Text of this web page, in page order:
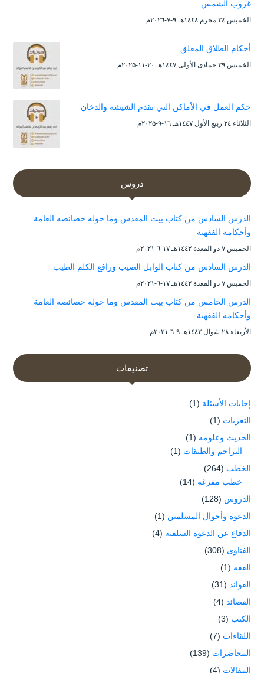
غروب الشمس.
الخميس ۲٤ محرم ۱٤٤۸هـ ۹-۷-۲۰۲٦م
أحكام الطلاق المعلق
الخميس ۲۹ جمادى الأولى ۱٤٤۷هـ ۲۰-۱۱-۲۰۲۵م
حكم العمل في الأماكن التي تقدم الشيشه والدخان
الثلاثاء ۲٤ ربيع الأول ۱٤٤۷هـ ۱٦-۹-۲۰۲۵م
دروس
الدرس السادس من كتاب بيت المقدس وما حوله خصائصه العامة
وأحكامه الفقهية
الخميس ۷ ذو القعدة ۱٤٤۲هـ ۱۷-٦-۲۰۲۱م
الدرس السادس من كتاب الوابل الصيب ورافع الكلم الطيب
الخميس ۷ ذو القعدة ۱٤٤۲هـ ۱۷-٦-۲۰۲۱م
الدرس الخامس من كتاب بيت المقدس وما حوله خصائصه العامة
وأحكامه الفقهية
الأربعاء ۲۸ شوال ۱٤٤۲هـ ۹-٦-۲۰۲۱م
تصنيفات
إجابات الأسئلة (1)
التعزيات (1)
الحديث وعلومه (1)
التراجم والطبقات (1)
الخطب (264)
خطب مفرغة (14)
الدروس (128)
الدعوة وأحوال المسلمين (1)
الدفاع عن الدعوة السلفية (4)
الفتاوى (308)
الفقه (1)
الفوائد (31)
القصائد (4)
الكتب (3)
اللقاءات (7)
المحاضرات (139)
المقالات (4)